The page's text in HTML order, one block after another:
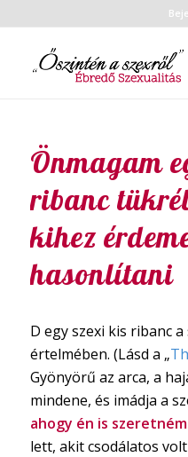
Önmagam
ribanc
kihez
hasonlítani
D egy szexi kis ribanc
értelmében. (Lásd a „
Gyönyörű az arca, a
mindene, és imádja a
ahogy én is
lett, akit csodálatos